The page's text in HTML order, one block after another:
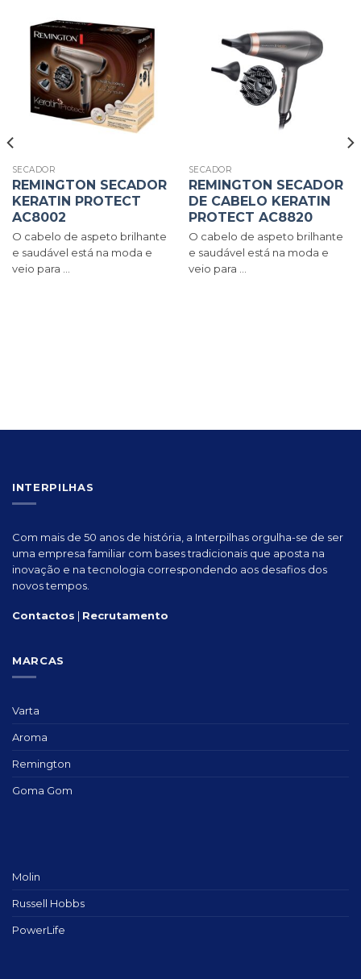
SECADOR
REMINGTON SECADOR
KERATIN PROTECT
AC8002
O cabelo de aspeto brilhante
e saudável está na moda e
veio para ...
SECADOR
REMINGTON SECADOR
DE CABELO KERATIN
PROTECT AC8820
O cabelo de aspeto brilhante
e saudável está na moda e
veio para ...
INTERPILHAS
Com mais de 50 anos de história, a Interpilhas orgulha-se de ser
uma empresa familiar com bases tradicionais que aposta na
inovação e na tecnologia correspondendo aos desafios dos
novos tempos.
Contactos | Recrutamento
MARCAS
Varta
Aroma
Remington
Goma Gom
Molin
Russell Hobbs
PowerLife